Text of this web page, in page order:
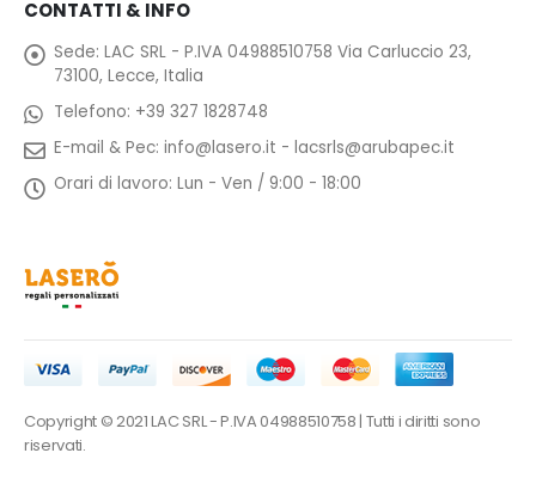
CONTATTI & INFO
Sede: LAC SRL - P.IVA 04988510758 Via Carluccio 23,
73100, Lecce, Italia
Telefono: +39 327 1828748
E-mail & Pec: info@lasero.it - lacsrls@arubapec.it
Orari di lavoro: Lun - Ven / 9:00 - 18:00
Copyright © 2021 LAC SRL - P.IVA 04988510758 | Tutti i diritti sono
riservati.